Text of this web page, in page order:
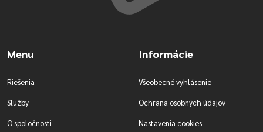
Menu
Riešenia
Služby
O spoločnosti
Informácie
Všeobecné vyhlásenie
Ochrana osobných údajov
Nastavenia cookies